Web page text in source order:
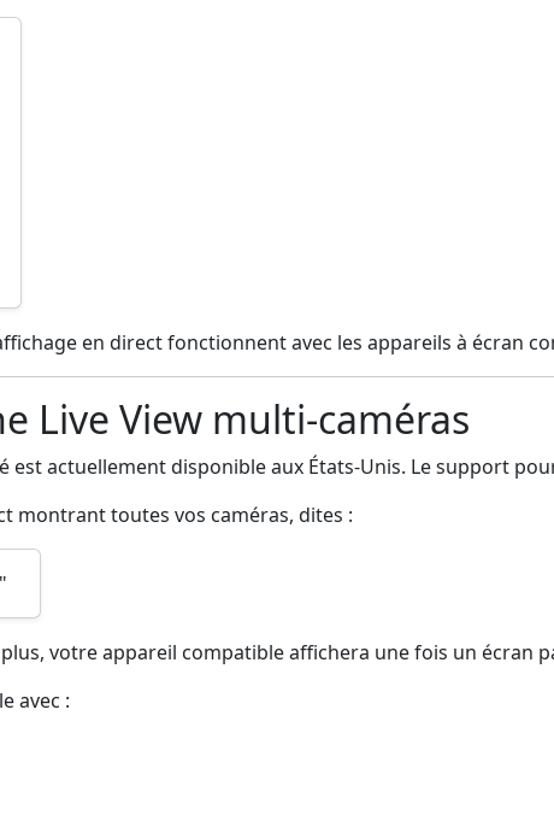
en direct fonctionnent avec les appareils à écran
Live View multi-caméras
est actuellement disponible aux États-Unis. Le support
montrant toutes vos caméras, dites :
votre appareil compatible affichera une fois un écran
avec :